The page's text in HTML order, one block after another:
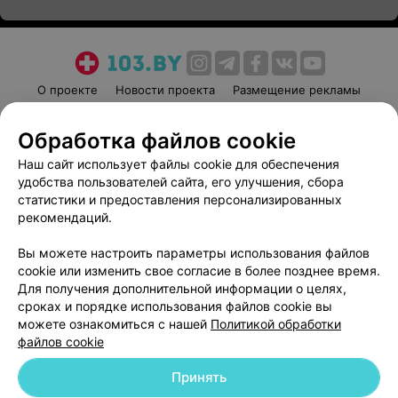
О проекте Новости проекта
Размещение рекламы
Пользовательское соглашение
Способы оплаты
Вакансии
Партнеры
Написать руководителю 103.by
Обработка персональных данных
© 2026 ООО «Артокс Лаб», УНП 191700409 | 220012, Республика Беларусь,
Обработка файлов cookie
Наш сайт использует файлы cookie для обеспечения
удобства пользователей сайта, его улучшения, сбора
статистики и предоставления персонализированных
рекомендаций.
Вы можете настроить параметры использования файлов
cookie или изменить свое согласие в более позднее время.
Для получения дополнительной информации о целях,
сроках и порядке использования файлов cookie вы
можете ознакомиться с нашей Политикой обработки
файлов cookie
Принять